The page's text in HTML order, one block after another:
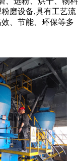
磨设备,具有工艺流
、节能、环保等多